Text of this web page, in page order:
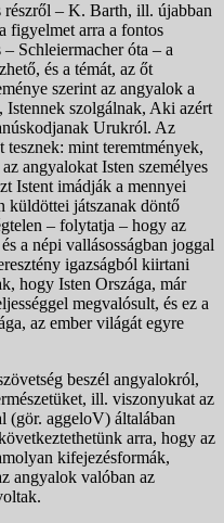
részről – K. Barth, ill. újabban
figyelmet arra a fontos
Schleiermacher óta – a
és a témát, az őt
szerint az angyalok a
Istennek szolgálnak, Aki azért
Urukról. Az
tesznek: mint teremtmények,
angyalokat Isten személyes
Istent imádják a mennyei
küldöttei játszanak döntő
– folytatja – hogy az
a népi vallásosságban joggal
igazságból kiirtani
hogy Isten Országa, már
megvalósult, és ez a
az ember világát egyre
beszél angyalokról,
ill. viszonyukat az
(gör. aggeloV) általában
arra, hogy az
kifejezésformák,
angyalok valóban az